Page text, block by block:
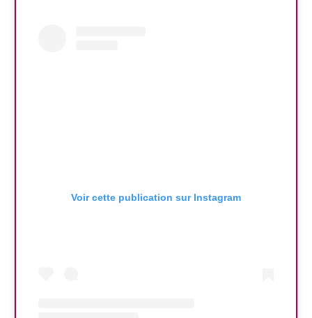
Voir cette publication sur Instagram